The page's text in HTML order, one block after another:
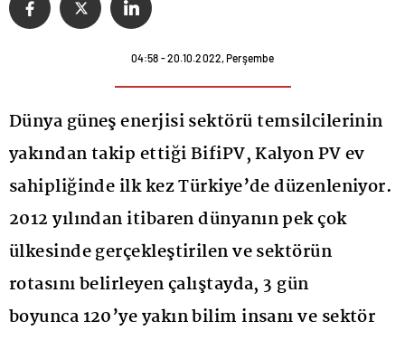
04:58 - 20.10.2022, Perşembe
Dünya güneş enerjisi sektörü temsilcilerinin
yakından takip ettiği BifiPV, Kalyon PV ev
sahipliğinde ilk kez Türkiye’de düzenleniyor.
2012 yılından itibaren dünyanın pek çok
ülkesinde gerçekleştirilen ve sektörün
rotasını belirleyen çalıştayda, 3 gün
boyunca 120’ye yakın bilim insanı ve sektör